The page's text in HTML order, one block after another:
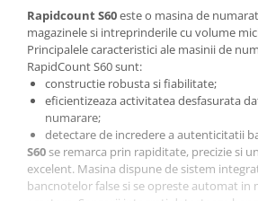
Standuri POS
Verificatoare preturi
Sertare & Seifuri
Consumabile
Etichete autoadezive
Riboane imprimante
Role casa marcat
Sisteme POS Refurbished
Rapidcount S60este o masina de
magazinele si intreprinderile cu volume
Principalele caracteristici ale masinii de
RapidCount S60 sunt:
constructie robusta si fiabilitate;
eficientizeaza activitatea desfasurata
numarare;
detectare de incredere a autenticitatii
S60se remarca prin rapiditate, precizie si
excelent. Masina dispune de sistem
bancnotelor false si se opreste automat in